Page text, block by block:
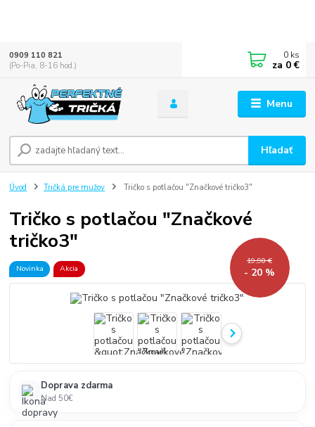
Menu
Hľadať
0909 110 821
(Po-Pia, 8-16 hod.)
0 ks
za 0 €
Úvod Tričká pre mužov Tričko s potlačou "Značkové tričko3"
Tričko s potlačou "Značkové
tričko3"
Novinka Akcia
19,90 €
- 20 %
Doprava zdarma
Nad 50€